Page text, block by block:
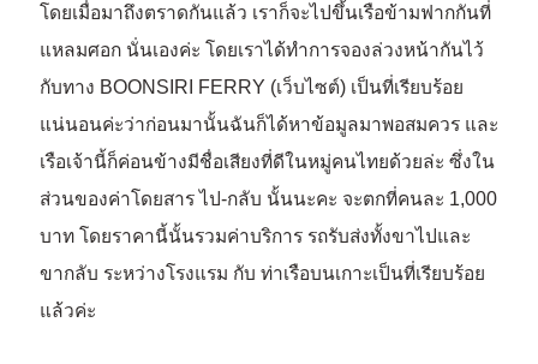
โดยเมื่อมาถึงตราดกันแล้ว เราก็จะไปขึ้นเรือข้ามฟากกันที่
แหลมศอก นั่นเองค่ะ โดยเราได้ทำการจองล่วงหน้ากันไว้
กับทาง BOONSIRI FERRY (เว็บไซต์) เป็นที่เรียบร้อย
แน่นอนค่ะว่าก่อนมานั้นฉันก็ได้หาข้อมูลมาพอสมควร และ
เรือเจ้านี้ก็ค่อนข้างมีชื่อเสียงที่ดีในหมู่คนไทยด้วยล่ะ ซึ่งใน
ส่วนของค่าโดยสาร ไป-กลับ นั้นนะคะ จะตกที่คนละ 1,000
บาท โดยราคานี้นั้นรวมค่าบริการ รถรับส่งทั้งขาไปและ
ขากลับ ระหว่างโรงแรม กับ ท่าเรือบนเกาะเป็นที่เรียบร้อย
แล้วค่ะ